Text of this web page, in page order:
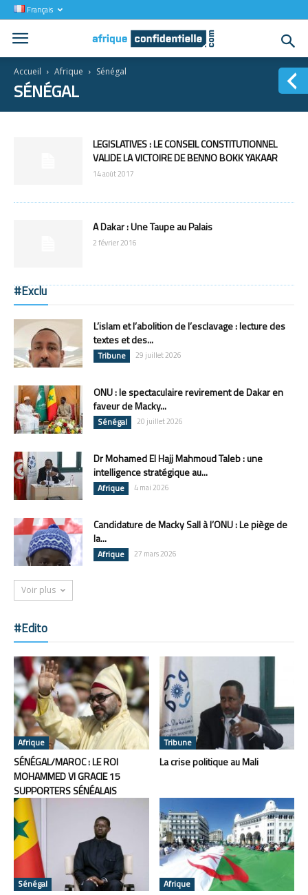
Français
Accueil Afrique Sénégal
SÉNÉGAL
LEGISLATIVES : LE CONSEIL CONSTITUTIONNEL
VALIDE LA VICTOIRE DE BENNO BOKK YAKAAR
14 août 2017
A Dakar : Une Taupe au Palais
2 février 2016
#Exclu
L’islam et l’abolition de l’esclavage : lecture des
textes et des...
Tribune 29 juillet 2026
ONU : le spectaculaire revirement de Dakar en
faveur de Macky...
Sénégal 20 juillet 2026
Dr Mohamed El Hajj Mahmoud Taleb : une
intelligence stratégique au...
Afrique 4 mai 2026
Candidature de Macky Sall à l’ONU : Le piège de
la...
Afrique 27 mars 2026
Voir plus
#Edito
Afrique
SÉNÉGAL/MAROC : LE ROI
MOHAMMED VI GRACIE 15
SUPPORTERS SÉNÉALAIS
Tribune
La crise politique au Mali
Sénégal Afrique